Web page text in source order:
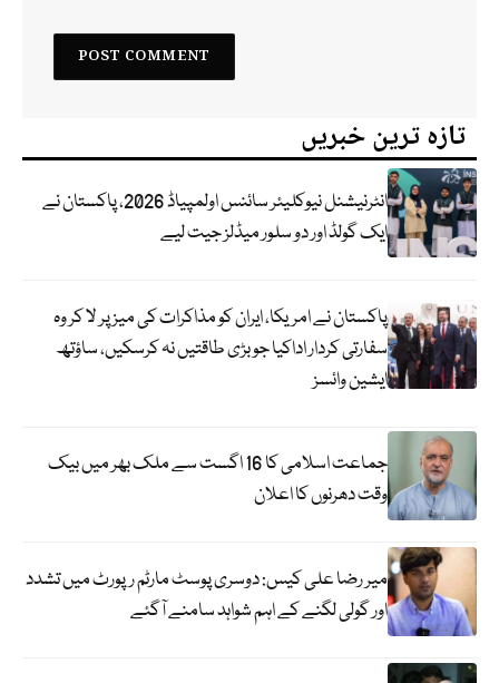
تازہ ترین خبریں
انٹرنیشنل نیوکلیئر سائنس اولمپیاڈ 2026، پاکستان نے
ایک گولڈ اور دو سلور میڈلز جیت لیے
پاکستان نے امریکا، ایران کو مذاکرات کی میز پر لا کر وہ
سفارتی کردار اداکیا جو بڑی طاقتیں نہ کرسکیں، ساؤتھ
ایشین وائسز
جماعت اسلامی کا 16 اگست سے ملک بھر میں بیک
وقت دھرنوں کا اعلان
میر رضا علی کیس: دوسری پوسٹ مارٹم رپورٹ میں تشدد
اور گولی لگنے کے اہم شواہد سامنے آگئے